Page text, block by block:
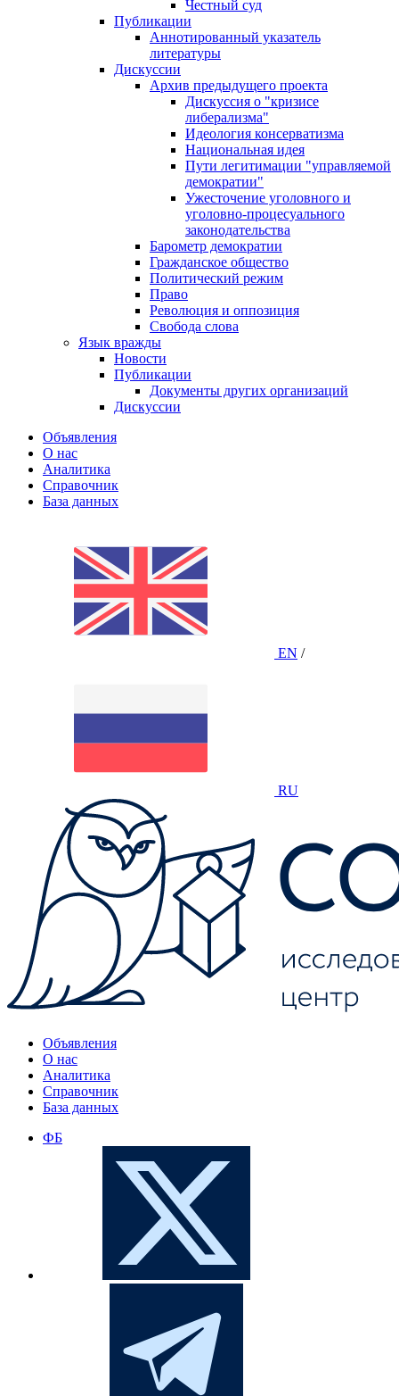
Честный суд
Публикации
Аннотированный указатель
литературы
Дискуссии
Архив предыдущего проекта
Дискуссия о "кризисе
либерализма"
Идеология консерватизма
Национальная идея
Пути легитимации "управляемой
демократии"
Ужесточение уголовного и
уголовно-процесуального
законодательства
Барометр демократии
Гражданское общество
Политический режим
Право
Революция и оппозиция
Свобода слова
Язык вражды
Новости
Публикации
Документы других организаций
Дискуссии
Объявления
О нас
Аналитика
Справочник
База данных
EN /
RU
Объявления
О нас
Аналитика
Справочник
База данных
ФБ